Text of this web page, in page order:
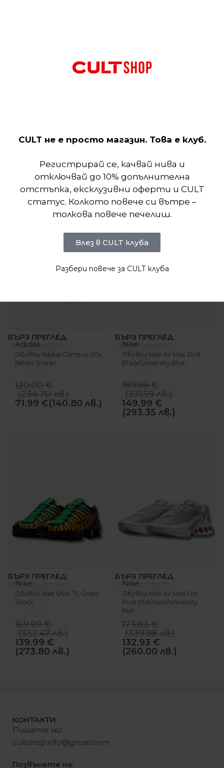
отдолу. За сравнение, останалата част от
конструкцията е рязко отклонение от тона,
Отзиви (0)
Подобни продукти
-40%
БЪРЗ ПРЕГЛЕД
Adidas
Обувки Adidas Campus 00s
Better Scarlet
120.00€
(234.70лв.)
71.99 €(140.80 лв.)
-21%
БЪРЗ ПРЕГЛЕД
Nike
Обувки Nike Air Max Dn8
Black/University Blue
189.99€
(371.59лв.)
149.99 €
(293.35 лв.)
-18%
БЪРЗ ПРЕГЛЕД
Nike
Обувки Nike Shox TL Green
Shock
169.99€
(332.47лв.)
139.99 €
(273.80 лв.)
-24%
БЪРЗ ПРЕГЛЕД
Nike
Обувки Nike Air Max DN
Pure Platinum/University
Red
173.83€
(339.98лв.)
132.93 €
(260.00 лв.)
КОНТАКТИ
Пишете ни:
cultshop.info@gmail.com
Позвънете на:
CULT не е просто магазин. Това е клуб.
Регистрирай се, качвай нива и
отключвай до 10% допълнителна
отстъпка, ексклузивни оферти и CULT
статус. Колкото повече си вътре –
толкова повече печелиш.
Влез в CULT клуба
Разбери повече за CULT клуба